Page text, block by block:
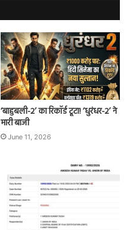
‘बाहुबली-2’ का रिकॉर्ड टूटा! ‘धुरंधर-2’ ने
मारी बाजी
June 11, 2026